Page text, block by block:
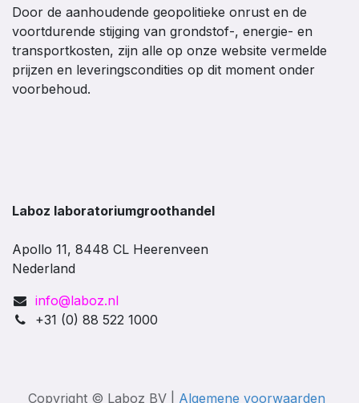
Door de aanhoudende geopolitieke onrust en de
voortdurende stijging van grondstof-, energie- en
transportkosten, zijn alle op onze website vermelde
prijzen en leveringscondities op dit moment onder
voorbehoud.
Laboz laboratoriumgroothandel
Apollo 11, 8448 CL Heerenveen
Nederland
info@laboz.nl
+31 (0) 88 522 1000
Copyright © Laboz BV | Algemene voorwaarden